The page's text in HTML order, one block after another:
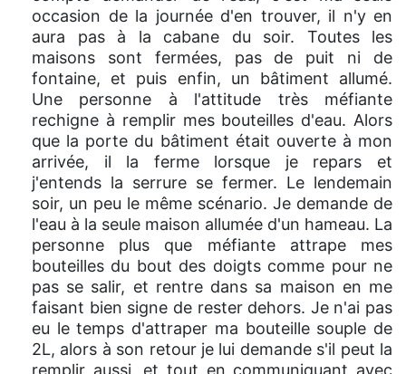
occasion de la journée d'en trouver, il n'y en
aura pas à la cabane du soir. Toutes les
maisons sont fermées, pas de puit ni de
fontaine, et puis enfin, un bâtiment allumé.
Une personne à l'attitude très méfiante
rechigne à remplir mes bouteilles d'eau. Alors
que la porte du bâtiment était ouverte à mon
arrivée, il la ferme lorsque je repars et
j'entends la serrure se fermer. Le lendemain
soir, un peu le même scénario. Je demande de
l'eau à la seule maison allumée d'un hameau. La
personne plus que méfiante attrape mes
bouteilles du bout des doigts comme pour ne
pas se salir, et rentre dans sa maison en me
faisant bien signe de rester dehors. Je n'ai pas
eu le temps d'attraper ma bouteille souple de
2L, alors à son retour je lui demande s'il peut la
remplir aussi, et tout en communiquant avec